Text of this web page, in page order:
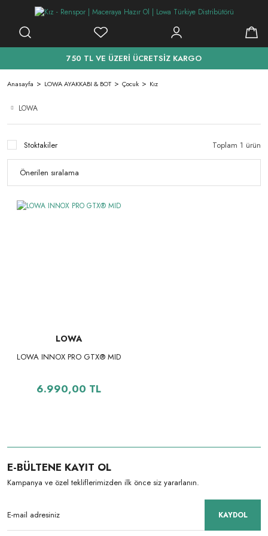
750 TL VE ÜZERİ ÜCRETSİZ KARGO
Anasayfa LOWA AYAKKABI & BOT Çocuk Kız
LOWA
Stoktakiler Toplam 1 ürün
LOWA
LOWA INNOX PRO GTX® MID
6.990,00 TL
E-BÜLTENE KAYIT OL
Kampanya ve özel tekliflerimizden ilk önce siz yararlanın.
KAYDOL